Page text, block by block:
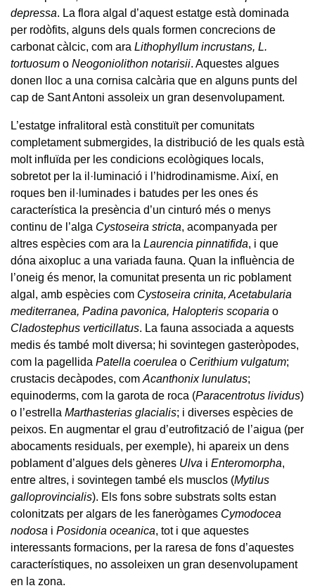
depressa. La flora algal d’aquest estatge està dominada
per rodòfits, alguns dels quals formen concrecions de
carbonat càlcic, com ara Lithophyllum incrustans, L.
tortuosum o Neogoniolithon notarisii. Aquestes algues
donen lloc a una cornisa calcària que en alguns punts del
cap de Sant Antoni assoleix un gran desenvolupament.
L’estatge infralitoral està constituït per comunitats
completament submergides, la distribució de les quals està
molt influïda per les condicions ecològiques locals,
sobretot per la il·luminació i l’hidrodinamisme. Així, en
roques ben il·luminades i batudes per les ones és
característica la presència d’un cinturó més o menys
continu de l’alga Cystoseira stricta, acompanyada per
altres espècies com ara la Laurencia pinnatifida, i que
dóna aixopluc a una variada fauna. Quan la influència de
l’oneig és menor, la comunitat presenta un ric poblament
algal, amb espècies com Cystoseira crinita, Acetabularia
mediterranea, Padina pavonica, Halopteris scoparia o
Cladostephus verticillatus. La fauna associada a aquests
medis és també molt diversa; hi sovintegen gasteròpodes,
com la pagellida Patella coerulea o Cerithium vulgatum;
crustacis decàpodes, com Acanthonix lunulatus;
equinoderms, com la garota de roca (Paracentrotus lividus)
o l’estrella Marthasterias glacialis; i diverses espècies de
peixos. En augmentar el grau d’eutrofització de l’aigua (per
abocaments residuals, per exemple), hi apareix un dens
poblament d’algues dels gèneres Ulva i Enteromorpha,
entre altres, i sovintegen també els musclos (Mytilus
galloprovincialis). Els fons sobre substrats solts estan
colonitzats per algars de les fanerògames Cymodocea
nodosa i Posidonia oceanica, tot i que aquestes
interessants formacions, per la raresa de fons d’aquestes
característiques, no assoleixen un gran desenvolupament
en la zona.